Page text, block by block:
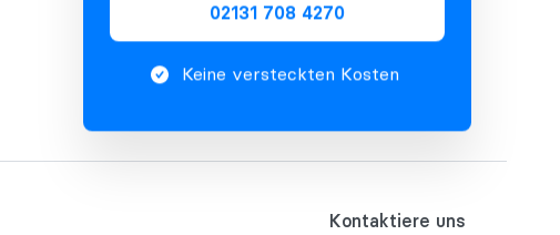
02131 708 4270
Keine versteckten Kosten
Kontaktiere uns